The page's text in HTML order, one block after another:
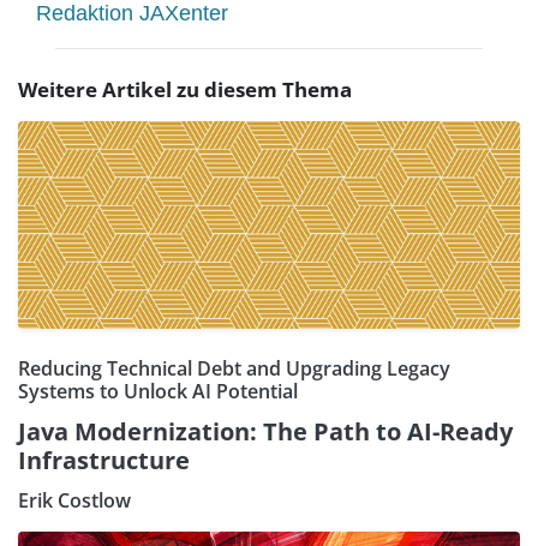
Redaktion JAXenter
Weitere Artikel zu diesem Thema
Reducing Technical Debt and Upgrading Legacy
Systems to Unlock AI Potential
Java Modernization: The Path to AI-Ready
Infrastructure
Erik Costlow